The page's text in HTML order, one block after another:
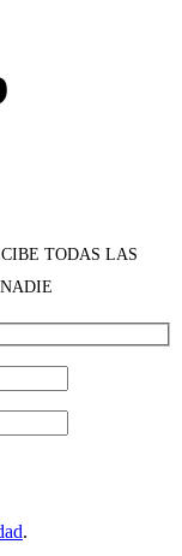
TODAS LAS
.